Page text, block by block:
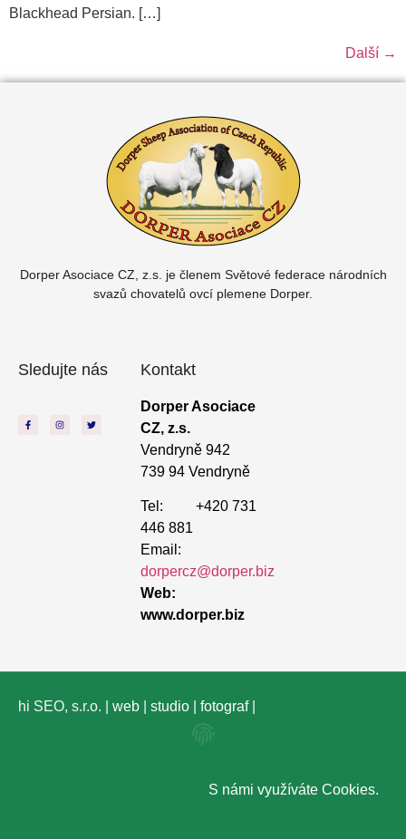
Blackhead Persian. […]
Další →
Dorper Asociace CZ, z.s. je členem Světové federace národních
svazů chovatelů ovcí plemene Dorper.
Sledujte nás Kontakt
Dorper Asociace
CZ, z.s.
Vendryně 942
739 94 Vendryně
Tel: +420 731
446 881
Email:
dorpercz@dorper.biz
Web:
www.dorper.biz
hi SEO, s.r.o. | web studio fotograf|
S námi využíváte Cookies.